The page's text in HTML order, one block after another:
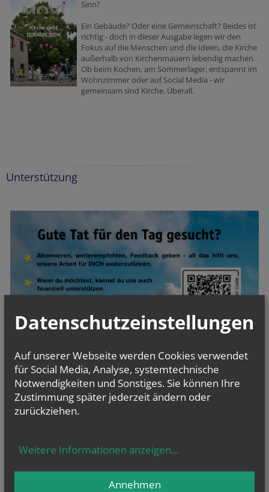
Sinn?
Ein Gebäude? Oder eine Gemeinschaft? Beides ist
richtig - doch in dieser Ausgabe legen wir den
Fokus auf die Menschen und die Ideen, die Kirche
außerhalb von Kirchenmauern lebendig machen.
Ob beim Kochen, am Sommerlager, entspannt im
Wohnzimmer oder auf Social Media - wir
gemeinsam sind Kirche. Überall.
Unterstützung
Die Redaktion
Wir sind ein fixes Team von Mitarbeiter*innen aus
unterschiedlichen Fachbereichen der Jungen
Jugendpastoral an, die mit ihrer Erfahrung das Heft
bereichern.
Datenschutzeinstellungen
Auf unserer Webseite werden Cookies verwendet
für Social Media, Analyse, systemtechnische
Notwendigkeiten und Sonstiges. Sie können Ihre
Zustimmung später jederzeit ändern oder
zurückziehen.
Weitere Informationen anzeigen...
Annehmen